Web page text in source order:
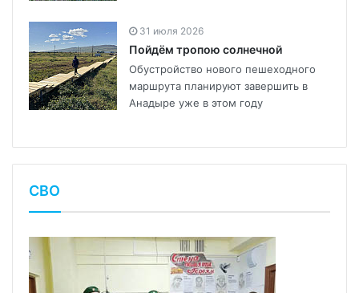
31 июля 2026
Пойдём тропою солнечной
Обустройство нового пешеходного
маршрута планируют завершить в
Анадыре уже в этом году
СВО